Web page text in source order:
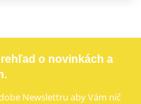
o novinkách a
Newslettru aby Vám nič